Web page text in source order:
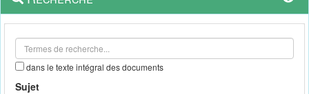
outils
dans le texte intégral des documents
Sujet